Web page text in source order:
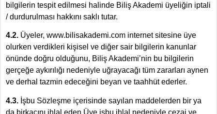
bilgilerin tespit edilmesi halinde Biliş Akademi üyeliğin iptali
/ durdurulması hakkını saklı tutar.
4.2. Üyeler, www.bilisakademi.com internet sitesine üye
olurken verdikleri kişisel ve diğer sair bilgilerin kanunlar
önünde doğru olduğunu, Biliş Akademi’nin bu bilgilerin
gerçeğe aykırılığı nedeniyle uğrayacağı tüm zararları aynen
ve derhal tazmin edeceğini beyan ve taahhüt ederler.
4.3. İşbu Sözleşme içerisinde sayılan maddelerden bir ya
da birkaçını ihlal eden Üye işbu ihlal nedeniyle cezai ve